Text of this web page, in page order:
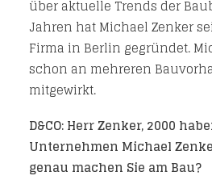
über aktuelle Trends der
Jahren hat Michael Zenker
Firma in Berlin gegründet.
schon an mehreren
mitgewirkt.
D&CO: Herr Zenker, 2000
Unternehmen Michael
genau machen Sie am Bau?